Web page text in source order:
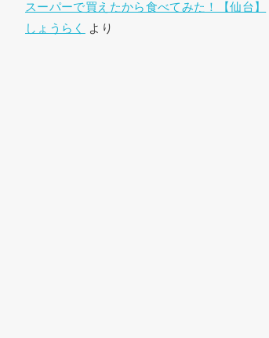
スーパーで買えたから食べてみた！【仙台】
しょうらく
より